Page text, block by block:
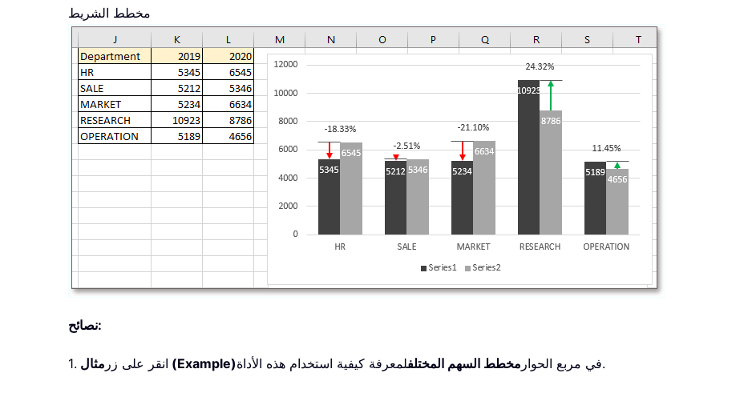
مخطط الشريط
نصائح:
1. انقر على زر مثال (Example) في مربع الحوار مخطط السهم المختلف لمعرفة كيفية استخدام هذه الأداة.